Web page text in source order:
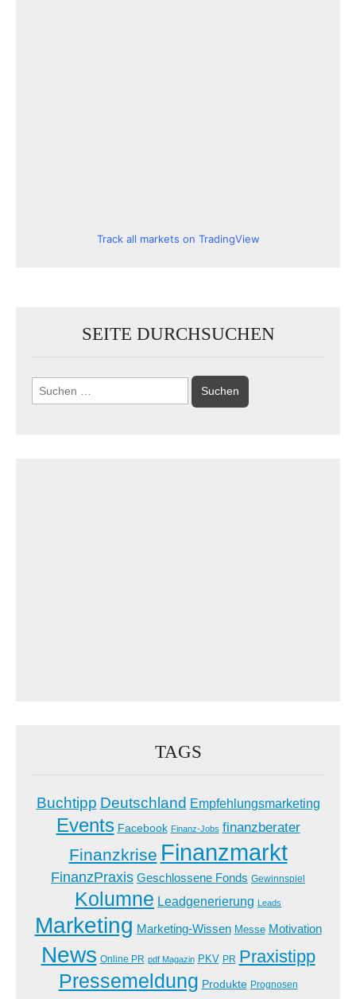
Track all markets on TradingView
SEITE DURCHSUCHEN
Suchen
nach:
TAGS
Buchtipp Deutschland Empfehlungsmarketing
Events Facebook Finanz-Jobs finanzberater
Finanzkrise Finanzmarkt
FinanzPraxis Geschlossene Fonds Gewinnspiel
Kolumne Leadgenerierung Leads
Marketing Marketing-Wissen Messe Motivation
News Online PR pdf Magazin PKV PR Praxistipp
Pressemeldung Produkte Prognosen